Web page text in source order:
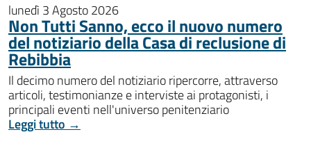
lunedì 3 Agosto 2026
Non Tutti Sanno, ecco il nuovo numero
del notiziario della Casa di reclusione di
Rebibbia
Il decimo numero del notiziario ripercorre, attraverso
articoli, testimonianze e interviste ai protagonisti, i
principali eventi nell'universo penitenziario
Leggi tutto →